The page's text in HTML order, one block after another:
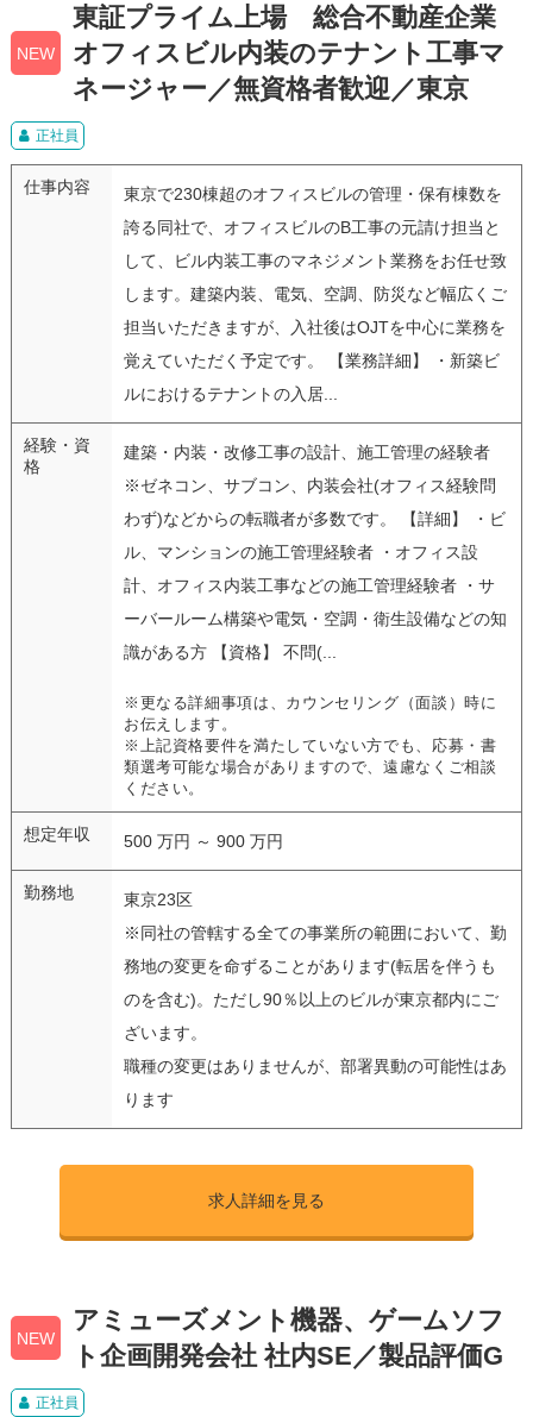
NEW
東証プライム上場 総合不動産企業
オフィスビル内装のテナント工事マ
ネージャー／無資格者歓迎／東京
正社員
仕事内容
東京で230棟超のオフィスビルの管理・保有棟数を
誇る同社で、オフィスビルのB工事の元請け担当と
して、ビル内装工事のマネジメント業務をお任せ致
します。建築内装、電気、空調、防災など幅広くご
担当いただきますが、入社後はOJTを中心に業務を
覚えていただく予定です。 【業務詳細】 ・新築ビ
ルにおけるテナントの入居...
経験・資
格
建築・内装・改修工事の設計、施工管理の経験者
※ゼネコン、サブコン、内装会社(オフィス経験問
わず)などからの転職者が多数です。 【詳細】 ・ビ
ル、マンションの施工管理経験者 ・オフィス設
計、オフィス内装工事などの施工管理経験者 ・サ
ーバールーム構築や電気・空調・衛生設備などの知
識がある方 【資格】 不問(...
※更なる詳細事項は、カウンセリング（面談）時に
お伝えします。
※上記資格要件を満たしていない方でも、応募・書
類選考可能な場合がありますので、遠慮なくご相談
ください。
想定年収 500 万円 ～ 900 万円
勤務地
東京23区
※同社の管轄する全ての事業所の範囲において、勤
務地の変更を命ずることがあります(転居を伴うも
のを含む)。ただし90％以上のビルが東京都内にご
ざいます。
職種の変更はありませんが、部署異動の可能性はあ
ります
求人詳細を見る
NEW
アミューズメント機器、ゲームソフ
ト企画開発会社 社内SE／製品評価G
正社員